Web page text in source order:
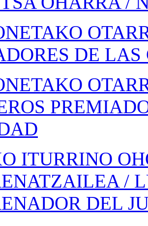
DE
ITURRINO
/
DEL